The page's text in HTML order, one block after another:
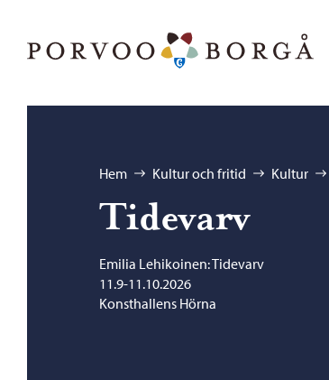
Bläddra:
Hem Kultur och fritid Kultur
Tidevarv
Emilia Lehikoinen: Tidevarv
11.9-11.10.2026
Konsthallens Hörna